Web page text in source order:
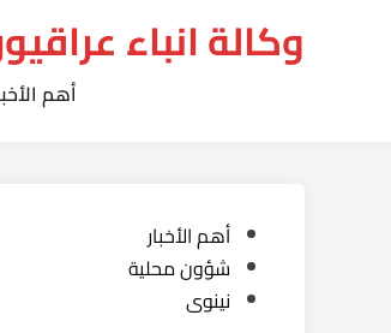
وكالة انباء
أهم
Posted
in
أهم الأخبار
شؤون محلية
نينوى